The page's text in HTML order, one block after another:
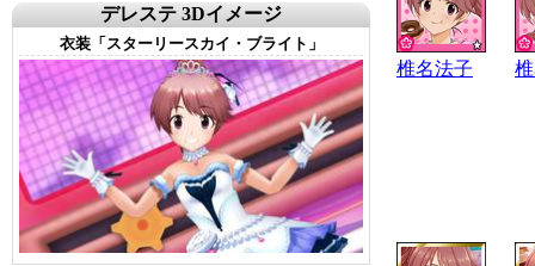
椎名法子
デレステ 3Dイメージ
衣装「スターリースカイ・ブライト」